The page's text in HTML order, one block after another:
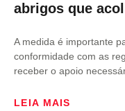
abrigos que
A medida é importante
conformidade com as
receber o apoio
LEIA MAIS